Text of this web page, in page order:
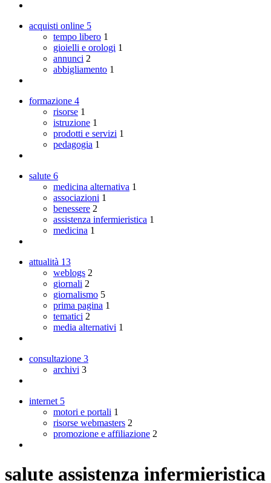
acquisti online 5
tempo libero 1
gioielli e orologi 1
annunci 2
abbigliamento 1
formazione 4
risorse 1
istruzione 1
prodotti e servizi 1
pedagogia 1
salute 6
medicina alternativa 1
associazioni 1
benessere 2
assistenza infermieristica 1
medicina 1
attualità 13
weblogs 2
giornali 2
giornalismo 5
prima pagina 1
tematici 2
media alternativi 1
consultazione 3
archivi 3
internet 5
motori e portali 1
risorse webmasters 2
promozione e affiliazione 2
salute assistenza infermieristica